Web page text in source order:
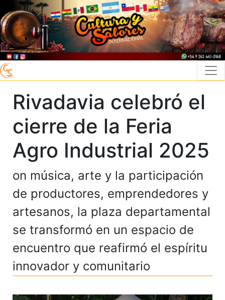
Rivadavia celebró el
cierre de la Feria
Agro Industrial 2025
on música, arte y la participación
de productores, emprendedores y
artesanos, la plaza departamental
se transformó en un espacio de
encuentro que reafirmó el espíritu
innovador y comunitario